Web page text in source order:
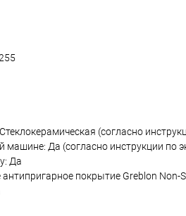
(согласно
машине: Да (согласно инструкции по
Да
покрытие Greblon